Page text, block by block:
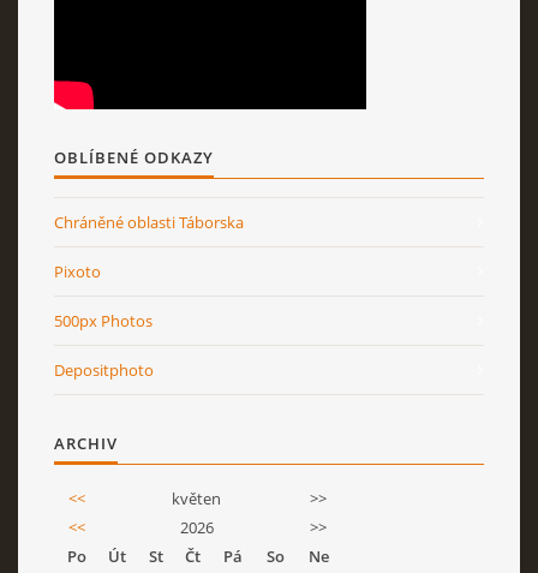
OBLÍBENÉ ODKAZY
Chráněné oblasti Táborska
Pixoto
500px Photos
Depositphoto
ARCHIV
<< květen
>>
<<
2026
>>
Po
Út St Čt Pá So
Ne